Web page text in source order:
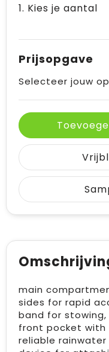
1. Kies je aantal
Prijsopgave
Selecteer jouw
main
sides for rapid
band for
front pocket with
reliable